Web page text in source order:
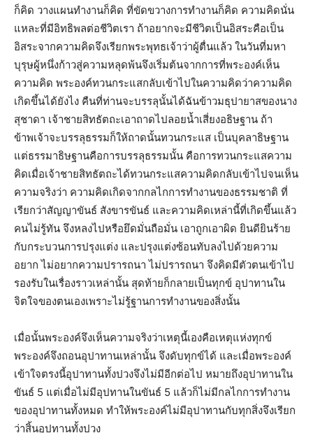
ก็คิด วางแผนทำงานก็คิด ที่ขัดขวางการทำงานก็คิด ความคิดนั่น
แหละที่มีอิทธิพลต่อชีวิตเรา ถ้าอยากจะมีชีวิตเป็นอิสระคือเป็น
อิสระจากความคิดจึงเรียกพระพุทธเจ้าว่าผู้ตื่นแล้ว ในวันที่มหา
บุรุษผู้หนึ่งก้าวสู่ความหลุดพ้นจึงเริ่มต้นจากการที่พระองค์เห็น
ความคิด พระองค์ทวนกระแสกลับเข้าไปในความคิดว่าความคิด
เกิดขึ้นได้ยังไง คืนที่ท่านจะบรรลุนั้นได้ฉันข้าวมธุปายาสของนาง
สุชาดา เจ้าชายสิทธัตถะเอาถาดไปลอยน้ำเสี่ยงอธิษฐาน ถ้า
ข้าพเจ้าจะบรรลุธรรมก็ให้ถาดนั้นทวนกระแส เป็นบุคลาธิษฐาน
แต่ธรรมาธิษฐานคือการบรรลุธรรมนั้น คือการทวนกระแสความ
คิดเมื่อเจ้าชายสิทธัตถะได้ทวนกระแสความคิดกลับเข้าไปจนเห็น
ความจริงว่า ความคิดเกิดจากกลไกการทำงานของธรรมชาติ ที่
เรียกว่าสัญญาขันธ์ สังขารขันธ์ และความคิดเหล่านี้ที่เกิดขึ้นแล้ว
คนไม่รู้ทัน จึงหลงไปหรือยึดมั่นถือมั่น เอาถูกเอาผิด ยินดียินร้าย
กับกระบวนการปรุงแต่ง และปรุงแต่งซ้อนทับลงไปด้วยความ
อยาก ไม่อยากความปรารถนา ไม่ปรารถนา จึงคิดมีตัวตนเข้าไป
รองรับในเรื่องราวเหล่านั้น สุดท้ายก็กลายเป็นทุกข์ อุปาทานใน
จิตใจของตนเองเพราะไม่รู้ฐานการทำงานของสิ่งนั้น
เมื่อนั้นพระองค์จึงเห็นความจริงว่าเหตุนี้เองคือเหตุแห่งทุกข์
พระองค์จึงถอนอุปาทานเหล่านั้น จึงดับทุกข์ได้ และเมื่อพระองค์
เข้าใจตรงนี้อุปาทานทั้งปวงจึงไม่มีอีกต่อไป หมายถึงอุปาทานใน
ขันธ์ 5 แต่เมื่อไม่มีอุปทานในขันธ์ 5 แล้วก็ไม่มีกลไกการทำงาน
ของอุปาทานทั้งหมด ทำให้พระองค์ไม่มีอุปาทานกับทุกสิ่งจึงเรียก
ว่าสิ้นอุปทานทั้งปวง